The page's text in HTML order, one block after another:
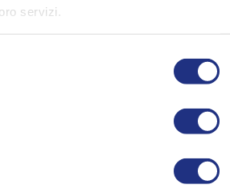
servizi.
di complemento